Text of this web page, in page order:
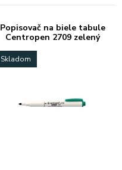
Popisovač na biele tabule
Centropen 2709 zelený
Skladom